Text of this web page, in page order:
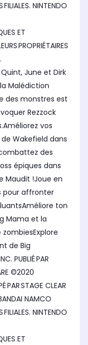
FILIALES. NINTENDO
ET
PROPRIÉTAIRES
June et Dirk
Malédiction
des monstres est
Rezzock
vos
Wakefield dans
des
épiques dans
Maudit !Joue en
pour affronter
ton
Mama et la
de Big
PUBLIÉ PAR
©2020
PAR STAGE CLEAR
NAMCO
FILIALES. NINTENDO
ET